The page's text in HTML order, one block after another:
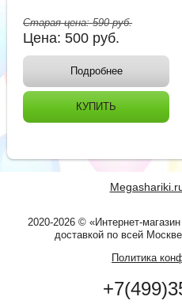
Старая цена:590руб.
Цена:500 руб.
Подробнее
КУПИТЬ
2020-2026 © «Интернет-
доставкой по всей
Политика